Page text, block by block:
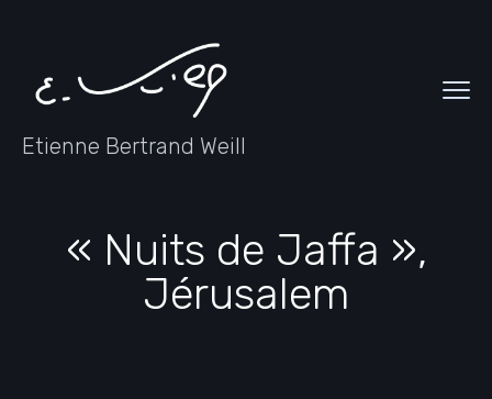
Etienne Bertrand Weill
« Nuits de Jaffa »,
Jérusalem